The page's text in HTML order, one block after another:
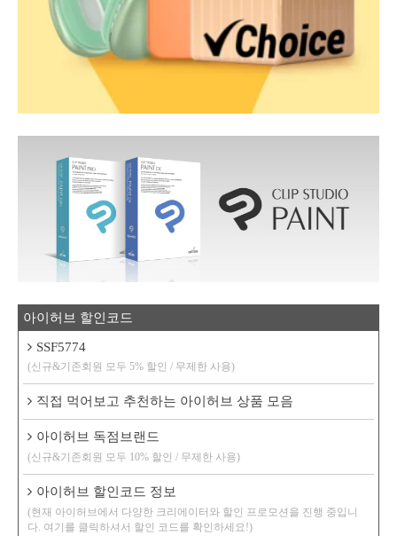
아이허브 할인코드
SSF5774
(신규&기존회원 모두 5% 할인 / 무제한 사용)
직접 먹어보고 추천하는 아이허브 상품 모음
아이허브 독점브랜드
(신규&기존회원 모두 10% 할인 / 무제한 사용)
아이허브 할인코드 정보
(현재 아이허브에서 다양한 크리에이터와 할인 프로모션을 진행 중입니
다. 여기를 클릭하셔서 할인 코드를 확인하세요!)